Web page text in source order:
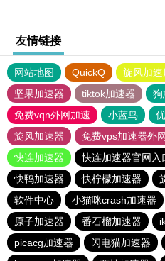
友情链接
网站地图 QuickQ 旋风加速
坚果加速器
tiktok加速器
狗
免费vqn外网加速
小蓝鸟
旋风加速器
免费vps加速器外
快连加速器
快连加速器官网入
快鸭加速器
快柠檬加速器
软件中心
小猫咪crash加速器
原子加速器
番石榴加速器
picacg加速器
闪电猫加速器